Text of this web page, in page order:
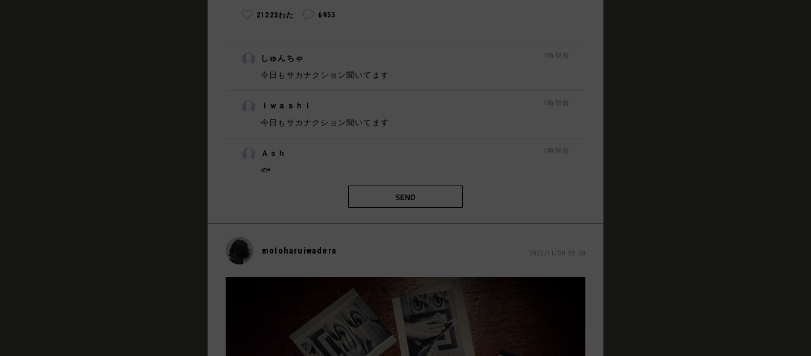
21223わた 6953
しゅんちゃ
今日もサカナクション聞いてます
1時間前
ｉｗａｓｈｉ
今日もサカナクション聞いてます
1時間前
Ａｓｈ
🐟
1時間前
motoharuiwadera 2022/11/30 23:50